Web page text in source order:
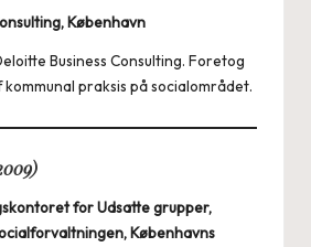
København
Business Consulting. Foretog
praksis på socialområdet.
for Udsatte grupper,
Københavns